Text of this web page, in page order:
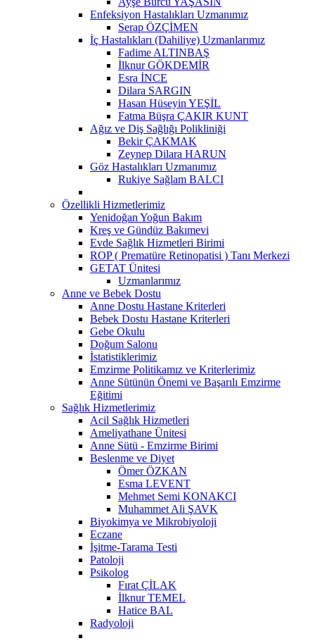
Enfeksiyon Hastalıkları Uzmanımız
Serap ÖZÇİMEN
İç Hastalıkları (Dahiliye) Uzmanlarımız
Fadime ALTINBAŞ
İlknur GÖKDEMİR
Esra İNCE
Dilara SARGIN
Hasan Hüseyin YEŞİL
Fatma Büşra ÇAKIR KUNT
Ağız ve Diş Sağlığı Polikliniği
Bekir ÇAKMAK
Zeynep Dilara HARUN
Göz Hastalıkları Uzmanımız
Rukiye Sağlam BALCI
Özellikli Hizmetlerimiz
Yenidoğan Yoğun Bakım
Kreş ve Gündüz Bakımevi
Evde Sağlık Hizmetleri Birimi
ROP ( Prematüre Retinopatisi ) Tanı Merkezi
GETAT Ünitesi
Uzmanlarımız
Anne ve Bebek Dostu
Anne Dostu Hastane Kriterleri
Bebek Dostu Hastane Kriterleri
Gebe Okulu
Doğum Salonu
İstatistiklerimiz
Emzirme Politikamız ve Kriterlerimiz
Anne Sütünün Önemi ve Başarılı Emzirme
Eğitimi
Sağlık Hizmetlerimiz
Acil Sağlık Hizmetleri
Ameliyathane Ünitesi
Anne Sütü - Emzirme Birimi
Beslenme ve Diyet
Ömer ÖZKAN
Esma LEVENT
Mehmet Semi KONAKCI
Muhammet Ali ŞAVK
Biyokimya ve Mikrobiyoloji
Eczane
İşitme-Tarama Testi
Patoloji
Psikolog
Fırat ÇİLAK
İlknur TEMEL
Hatice BAL
Radyoloji